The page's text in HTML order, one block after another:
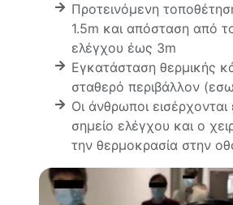
Προτεινόμενη
1.5m και απόσταση από
ελέγχου έως 3m
Εγκατάσταση θερμικής
σταθερό περιβάλλον
Οι άνθρωποι
σημείο ελέγχου και ο
την θερμοκρασία στην